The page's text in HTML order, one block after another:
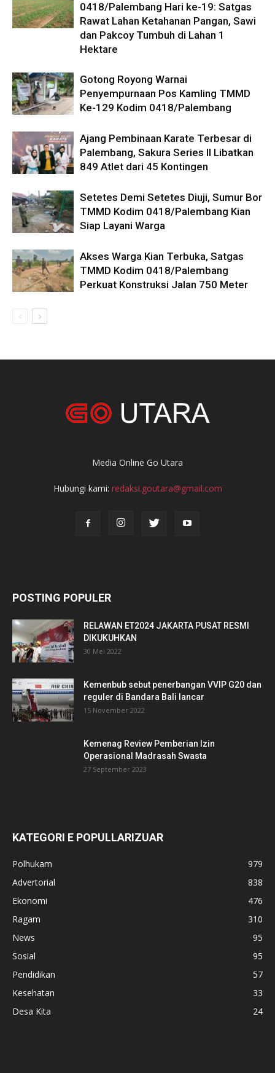
0418/Palembang Hari ke-19: Satgas
Rawat Lahan Ketahanan Pangan, Sawi
dan Pakcoy Tumbuh di Lahan 1
Hektare
Gotong Royong Warnai
Penyempurnaan Pos Kamling TMMD
Ke-129 Kodim 0418/Palembang
Ajang Pembinaan Karate Terbesar di
Palembang, Sakura Series II Libatkan
849 Atlet dari 45 Kontingen
Setetes Demi Setetes Diuji, Sumur Bor
TMMD Kodim 0418/Palembang Kian
Siap Layani Warga
Akses Warga Kian Terbuka, Satgas
TMMD Kodim 0418/Palembang
Perkuat Konstruksi Jalan 750 Meter
Media Online Go Utara
Hubungi kami: redaksi.goutara@gmail.com
POSTING POPULER
RELAWAN ET2024 JAKARTA PUSAT RESMI
DIKUKUHKAN
30 Mei 2022
Kemenbub sebut penerbangan VVIP G20 dan
reguler di Bandara Bali lancar
15 November 2022
Kemenag Review Pemberian Izin
Operasional Madrasah Swasta
27 September 2023
KATEGORI E POPULLARIZUAR
Polhukam
979
Advertorial
838
Ekonomi
476
Ragam
310
News
95
Sosial
95
Pendidikan
57
Kesehatan
33
Desa Kita
24